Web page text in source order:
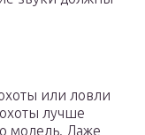
или ловли
лучше
модель. Даже